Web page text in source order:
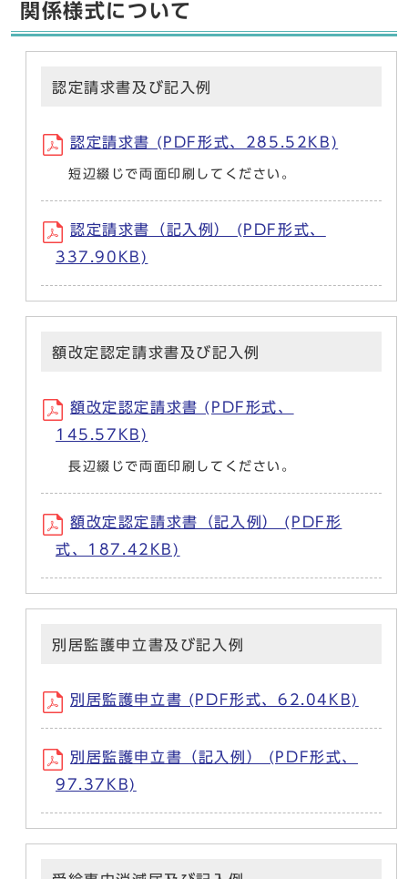
関係様式について
認定請求書及び記入例
認定請求書 (PDF形式、285.52KB)
短辺綴じで両面印刷してください。
認定請求書（記入例） (PDF形式、
337.90KB)
額改定認定請求書及び記入例
額改定認定請求書 (PDF形式、
145.57KB)
長辺綴じで両面印刷してください。
額改定認定請求書（記入例） (PDF形
式、187.42KB)
別居監護申立書及び記入例
別居監護申立書 (PDF形式、62.04KB)
別居監護申立書（記入例） (PDF形式、
97.37KB)